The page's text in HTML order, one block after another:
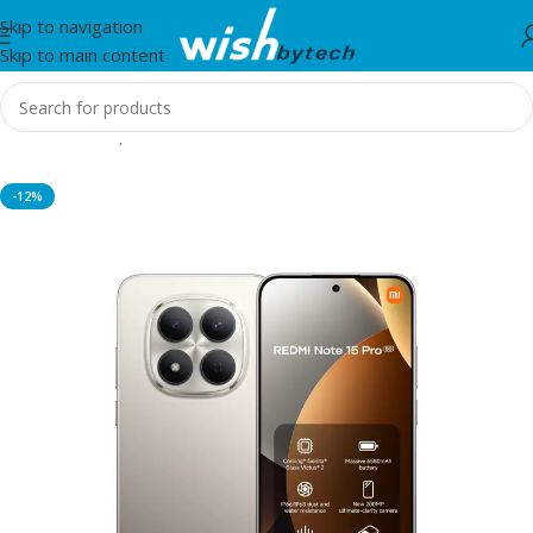
Skip to navigation
Skip to main content
Home/Smartphones
-12%